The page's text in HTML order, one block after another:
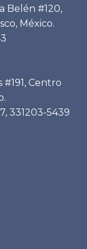
Belén #120,
México.
Centro
331203-5439